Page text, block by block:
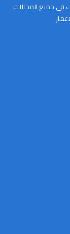
فى جميع المجالات